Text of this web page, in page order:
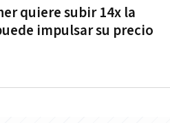
quiere subir 14x la
impulsar su precio